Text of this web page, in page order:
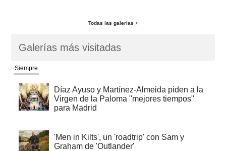
Todas las galerías +
Galerías más visitadas
Siempre
Díaz Ayuso y Martínez-Almeida piden a la
Virgen de la Paloma "mejores tiempos"
para Madrid
'Men in Kilts', un 'roadtrip' con Sam y
Graham de 'Outlander'